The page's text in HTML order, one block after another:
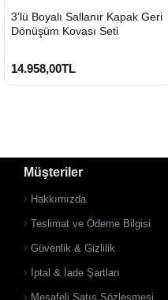
GÖNDERİ
3’lü Boyalı Sallanır Kapak Geri
Dönüşüm Kovası Seti
14.958,00TL
Müşteriler
Hakkımızda
Teslimat ve Ödeme Bilgisi
Güvenlik & Gizlilik
İptal & İade Şartları
Mesafeli Satış Sözleşmesi